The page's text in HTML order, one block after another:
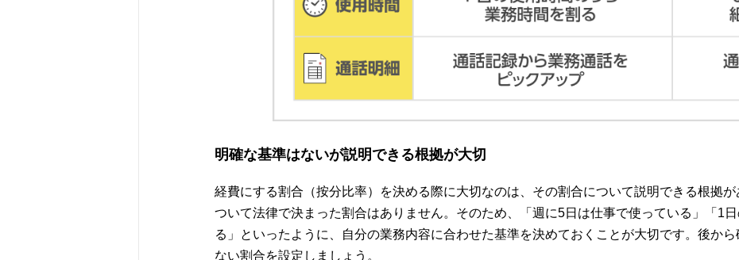
明確な基準はないが説明できる根拠が大切
経費にする割合（按分比率）を決める際に大切なのは、その割合について説明できる根拠
ついて法律で決まった割合はありません。そのため、「週に5日は仕事で使っている」「1
る」といったように、自分の業務内容に合わせた基準を決めておくことが大切です。後か
ない割合を設定しましょう。